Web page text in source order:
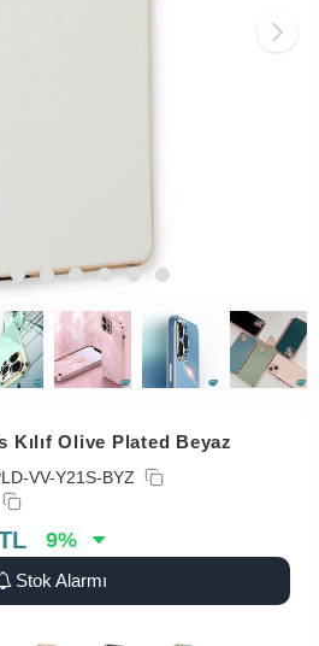
Kılıf Olive Plated Beyaz
VV-Y21S-BYZ
9%
Stok Alarmı